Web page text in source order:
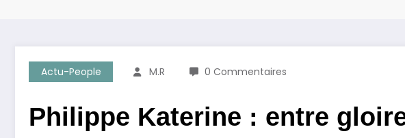
Actu-People M.R 0 Commentaires
Philippe Katerine : entre